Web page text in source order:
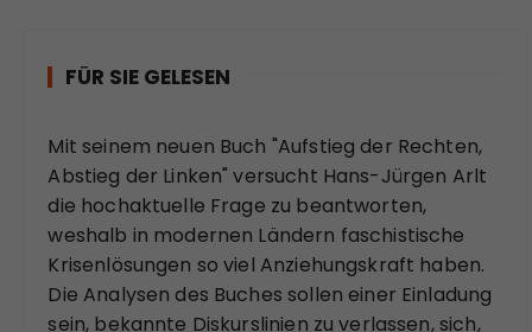
FÜR SIE GELESEN
Mit seinem neuen Buch "Aufstieg der Rechten,
Abstieg der Linken" versucht Hans-Jürgen Arlt
die hochaktuelle Frage zu beantworten,
weshalb in modernen Ländern faschistische
Krisenlösungen so viel Anziehungskraft haben.
Die Analysen des Buches sollen einer Einladung
sein, bekannte Diskurslinien zu verlassen, sich,